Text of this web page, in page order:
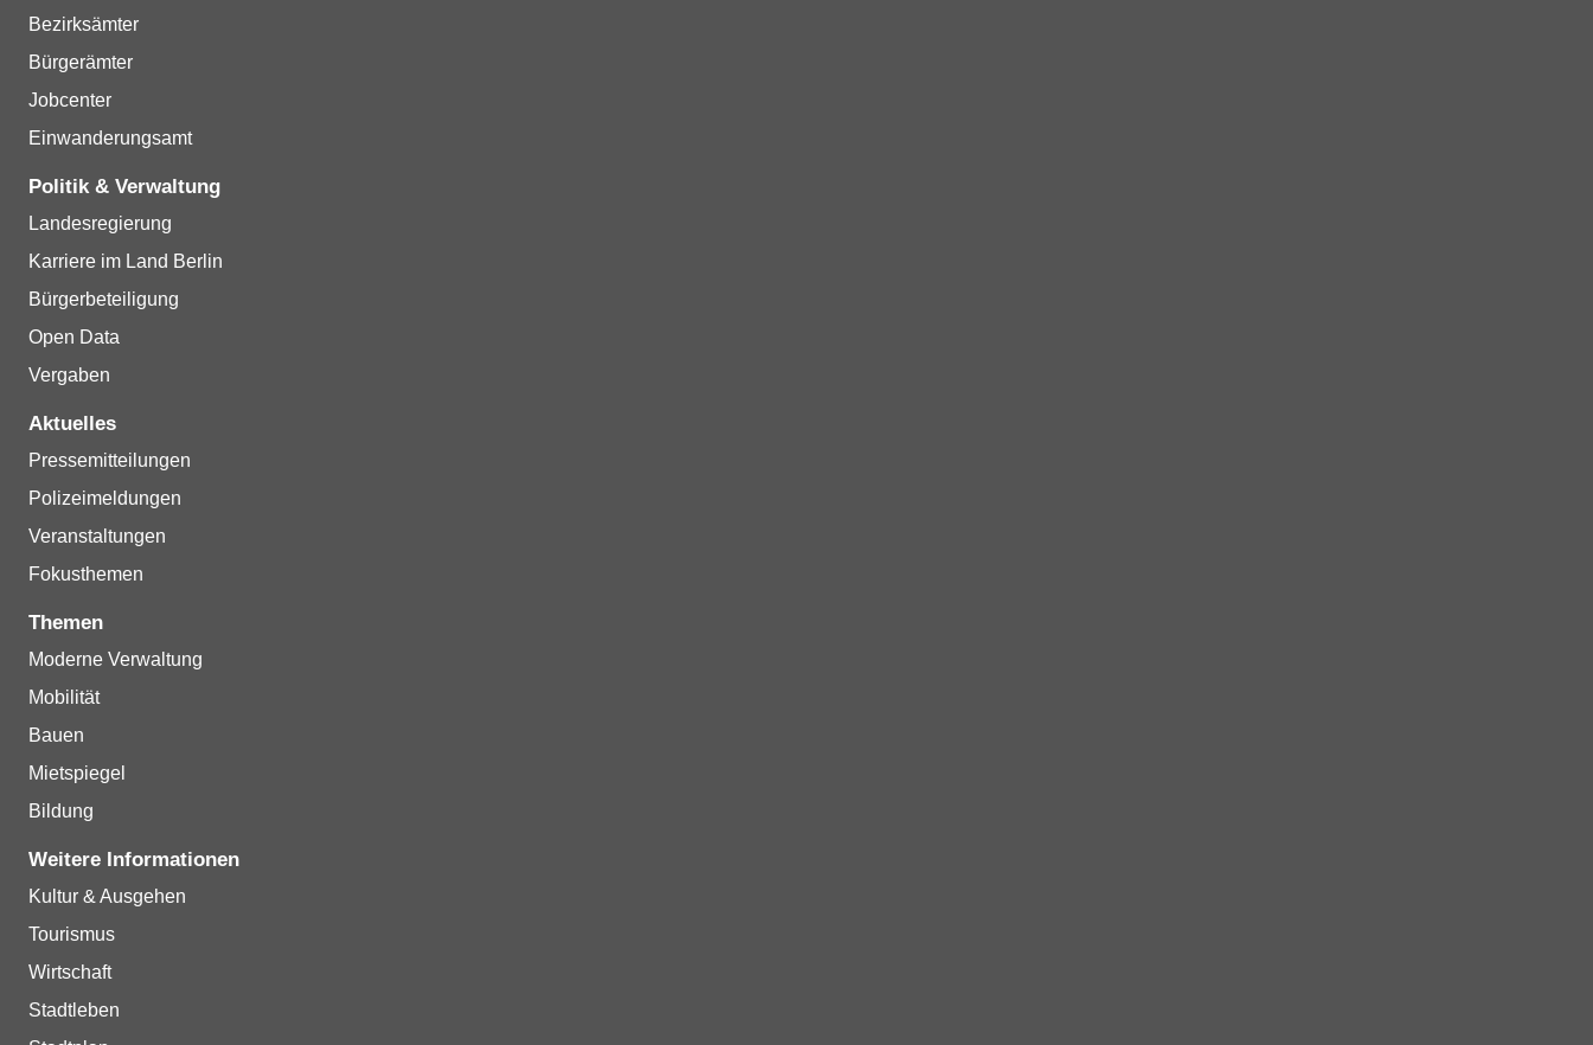
Bezirksämter
Bürgerämter
Jobcenter
Einwanderungsamt
Politik & Verwaltung
Landesregierung
Karriere im Land Berlin
Bürgerbeteiligung
Open Data
Vergaben
Aktuelles
Pressemitteilungen
Polizeimeldungen
Veranstaltungen
Fokusthemen
Themen
Moderne Verwaltung
Mobilität
Bauen
Mietspiegel
Bildung
Weitere Informationen
Kultur & Ausgehen
Tourismus
Wirtschaft
Stadtleben